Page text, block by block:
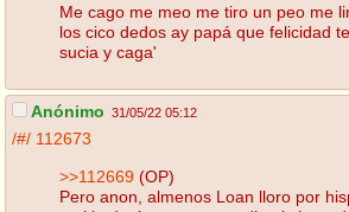
Me cago me meo me tiro un peo me
los cico dedos ay papá que felicidad
sucia y caga'
Anónimo 31/05/22 05:12
/#/ 112673
>>112669 (OP)
Pero anon, almenos Loan lloro por